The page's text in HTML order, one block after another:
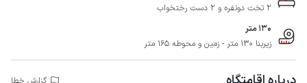
2 تخت دونفره و 2 دست رختخواب
130 متر
زیربنا 130 متر - زمین و محوطه 165 متر